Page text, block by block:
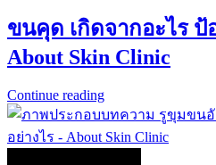
ขนคุด เกิดจากอะไร ป้
About Skin Clinic
Continue reading